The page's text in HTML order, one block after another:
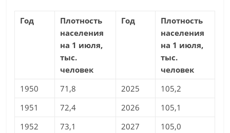
Год
Плотность
населения
на 1 июля,
тыс.
человек
Год
Плотность
населения
на 1 июля,
тыс.
человек
1950
71,8 2025
105,2
1951
72,4 2026
105,1
1952
73,1 2027
105,0